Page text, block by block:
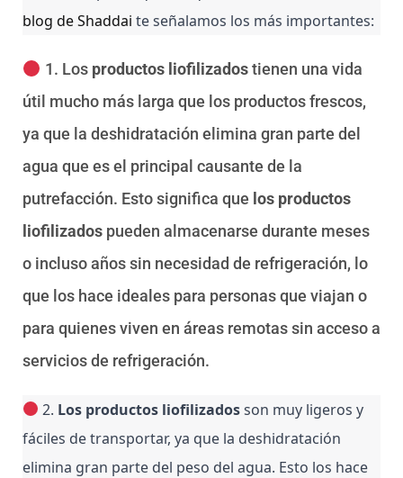
blog de Shaddai te señalamos los más importantes:
1. Los productos liofilizadostienen una vida
útil mucho más larga que los productos frescos,
ya que la deshidratación elimina gran parte del
agua que es el principal causante de la
putrefacción. Esto significa que los productos
liofilizados pueden almacenarse durante meses
o incluso años sin necesidad de refrigeración, lo
que los hace ideales para personas que viajan o
para quienes viven en áreas remotas sin acceso a
servicios de refrigeración.
2. Los productos liofilizados son muy ligeros y
fáciles de transportar, ya que la deshidratación
elimina gran parte del peso del agua. Esto los hace